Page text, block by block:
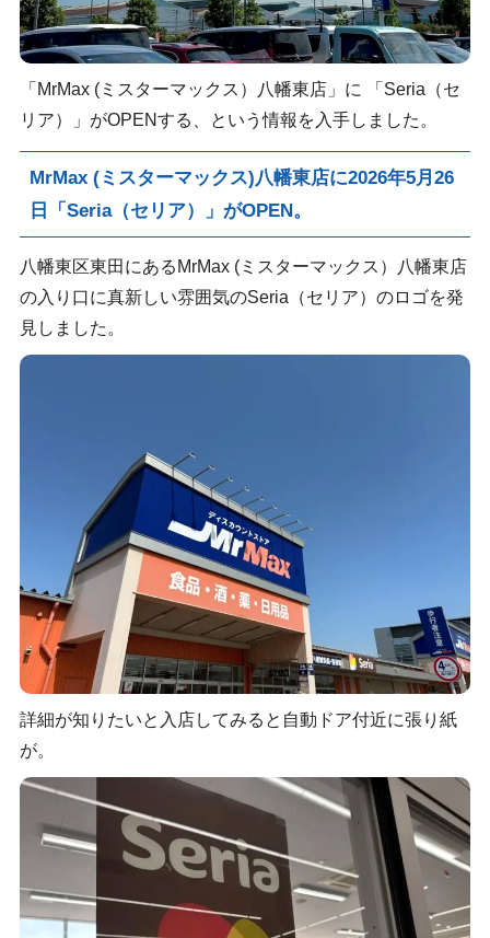
「MrMax (ミスターマックス）八幡東店」に 「Seria（セ
リア）」がOPENする、という情報を入手しました。
MrMax (ミスターマックス)八幡東店に2026年5月26
日「Seria（セリア）」がOPEN。
八幡東区東田にあるMrMax (ミスターマックス）八幡東店
の入り口に真新しい雰囲気のSeria（セリア）のロゴを発
見しました。
詳細が知りたいと入店してみると自動ドア付近に張り紙
が。